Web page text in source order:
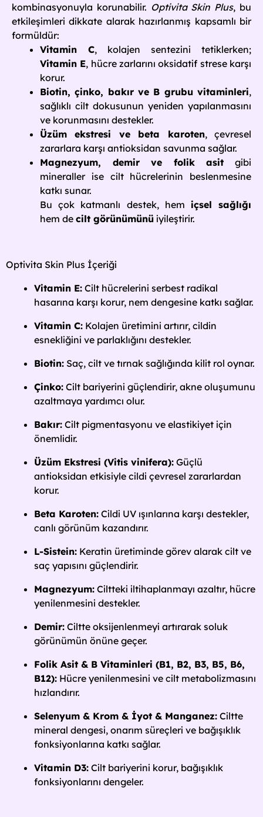
kombinasyonuyla korunabilir. Optivita Skin Plus, bu
etkileşimleri dikkate alarak hazırlanmış kapsamlı bir
formüldür:
Vitamin C, kolajen sentezini tetiklerken;
Vitamin E, hücre zarlarını oksidatif strese karşı
korur.
Biotin, çinko, bakır ve B grubu vitaminleri,
sağlıklı cilt dokusunun yeniden yapılanmasını
ve korunmasını destekler.
Üzüm ekstresi ve beta karoten, çevresel
zararlara karşı antioksidan savunma sağlar.
Magnezyum, demir ve folik asit gibi
mineraller ise cilt hücrelerinin beslenmesine
katkı sunar.
Bu çok katmanlı destek, hem içsel sağlığı
hem de cilt görünümünü iyileştirir.
Optivita Skin Plus İçeriği
Vitamin E: Cilt hücrelerini serbest radikal
hasarına karşı korur, nem dengesine katkı sağlar.
Vitamin C: Kolajen üretimini artırır, cildin
esnekliğini ve parlaklığını destekler.
Biotin: Saç, cilt ve tırnak sağlığında kilit rol oynar.
Çinko: Cilt bariyerini güçlendirir, akne oluşumunu
azaltmaya yardımcı olur.
Bakır: Cilt pigmentasyonu ve elastikiyet için
önemlidir.
Üzüm Ekstresi (Vitis vinifera): Güçlü
antioksidan etkisiyle cildi çevresel zararlardan
korur.
Beta Karoten: Cildi UV ışınlarına karşı destekler,
canlı görünüm kazandırır.
L-Sistein: Keratin üretiminde görev alarak cilt ve
saç yapısını güçlendirir.
Magnezyum: Ciltteki iltihaplanmayı azaltır, hücre
yenilenmesini destekler.
Demir: Ciltte oksijenlenmeyi artırarak soluk
görünümün önüne geçer.
Folik Asit & B Vitaminleri (B1, B2, B3, B5, B6,
B12): Hücre yenilenmesini ve cilt metabolizmasını
hızlandırır.
Selenyum & Krom & İyot & Manganez: Ciltte
mineral dengesi, onarım süreçleri ve bağışıklık
fonksiyonlarına katkı sağlar.
Vitamin D3: Cilt bariyerini korur, bağışıklık
fonksiyonlarını dengeler.